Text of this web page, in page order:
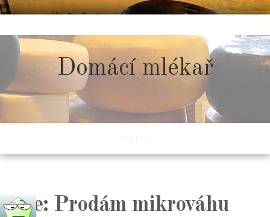
to
content
Domácí mlékař
Re: Prodám mikrováhu